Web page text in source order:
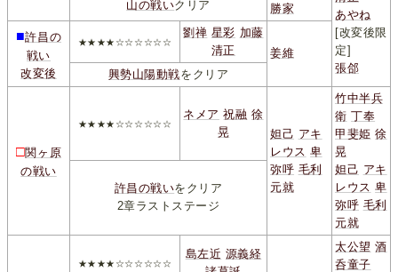
勝家
あやね
[改変後限
定]
張郃
山の戦いクリア
■許昌の
戦い
改変後
★★★★☆☆☆☆☆☆
劉禅 星彩 加藤
清正
姜維
興勢山陽動戦をクリア
□関ヶ原
の戦い
★★★★☆☆☆☆☆☆
ネメア 祝融 徐
晃
妲己 アキ
レウス 卑
弥呼 毛利
元就
竹中半兵
衛 丁奉
甲斐姫 徐
晃
妲己 アキ
レウス 卑
弥呼 毛利
元就
許昌の戦いをクリア
2章ラストステージ
★★★★☆☆☆☆☆☆
島左近 源義経
太公望 酒
呑童子